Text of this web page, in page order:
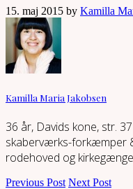
15. maj 2015 by Kamilla
Kamilla Maria Jakobsen
36 år, Davids kone, str.
skaberværks-forkæmper
rodehoved og
Previous Post Next Post